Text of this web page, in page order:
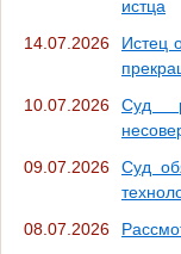
истца
14.07.2026
Истец
10.07.2026
Суд
09.07.2026
Суд
08.07.2026